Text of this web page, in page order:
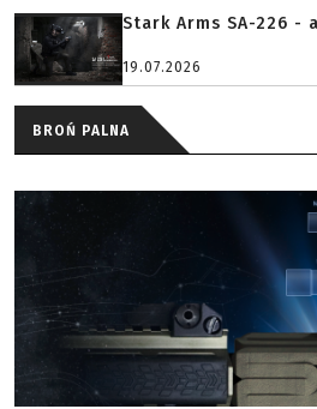
Stark Arms SA-226
19.07.2026
BROŃ PALNA